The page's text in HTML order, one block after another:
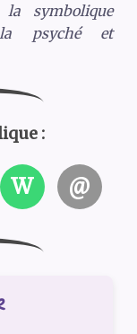
la symbolique
psyché et
:
W @